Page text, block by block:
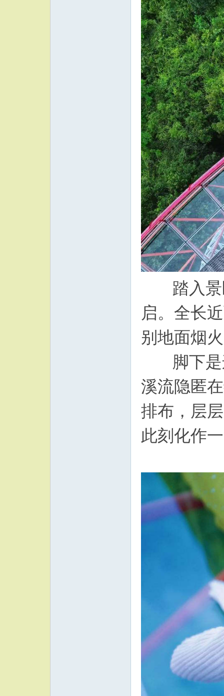
踏入景
启。全长
别地面烟
脚下是
溪流隐匿
排布，层
此刻化作